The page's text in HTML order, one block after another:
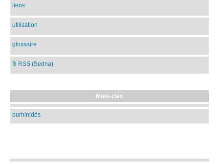
liens
utilisation
glossaire
fil RSS (Sedna)
Mots-clés
burhinidés